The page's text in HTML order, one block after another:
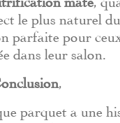
le plus naturel
parfaite pour
dans leur salon.
parquet a une